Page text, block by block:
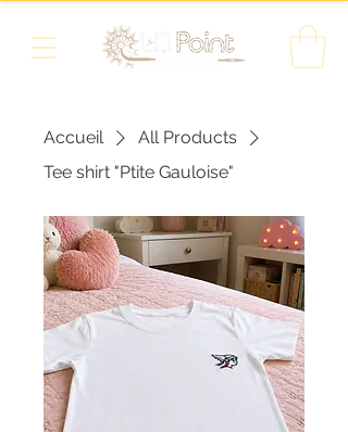
Accueil
All Products
Tee shirt "Ptite Gauloise"